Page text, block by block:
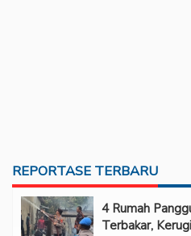
REPORTASE TERBARU
‎4 Rumah
Terbakar,